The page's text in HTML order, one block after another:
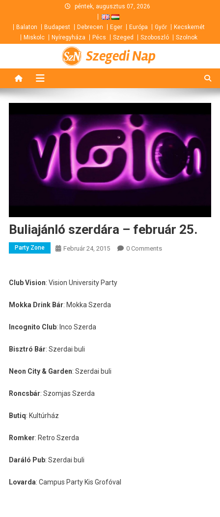
content
péntek, augusztus 07, 2026
Balaton Budapest Debrecen Eger Európa Győr
Kecskemét
Miskolc
Nyíregyháza Pécs Szeged Szoboszló Szolnok
Szegedi Nap
Buliajánló szerdára – február 25.
Party Zone Február 24, 2015 0 Comments
Club Vision: Vision University Party
Mokka Drink Bár: Mokka Szerda
Incognito Club: Inco Szerda
Bisztró Bár: Szerdai buli
Neon City & Garden: Szerdai buli
Roncsbár: Szomjas Szerda
Butiq: Kultúrház
Romker: Retro Szerda
Daráló Pub: Szerdai buli
Lovarda: Campus Party Kis Grofóval